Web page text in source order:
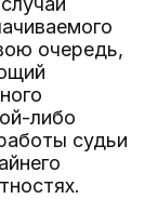
очередь,
либо
судьи